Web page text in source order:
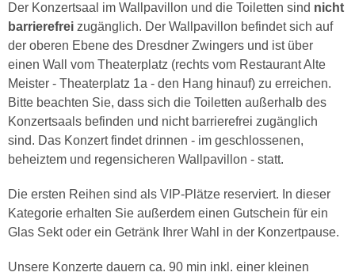
Der Konzertsaal im Wallpavillon und die Toiletten sind nicht
barrierefrei zugänglich. Der Wallpavillon befindet sich auf
der oberen Ebene des Dresdner Zwingers und ist über
einen Wall vom Theaterplatz (rechts vom Restaurant Alte
Meister - Theaterplatz 1a - den Hang hinauf) zu erreichen.
Bitte beachten Sie, dass sich die Toiletten außerhalb des
Konzertsaals befinden und nicht barrierefrei zugänglich
sind. Das Konzert findet drinnen - im geschlossenen,
beheiztem und regensicheren Wallpavillon - statt.
Die ersten Reihen sind als VIP-Plätze reserviert. In dieser
Kategorie erhalten Sie außerdem einen Gutschein für ein
Glas Sekt oder ein Getränk Ihrer Wahl in der Konzertpause.
Unsere Konzerte dauern ca. 90 min inkl. einer kleinen